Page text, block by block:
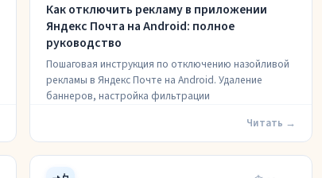
Как отключить рекламу в приложении
Яндекс Почта на Android: полное
руководство
Пошаговая инструкция по отключению назойливой
рекламы в Яндекс Почте на Android. Удаление
баннеров, настройка фильтрации
Читать →